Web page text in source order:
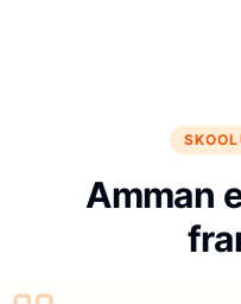
Amman